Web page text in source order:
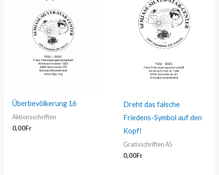
Überbevölkerung 16
Aktionsschriften
0,00Fr
Dreht das falsche
Friedens-Symbol auf den
Kopf!
Gratisschriften A5
0,00Fr